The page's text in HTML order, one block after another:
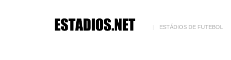
ESTÁDIOS DE FUTEBOL